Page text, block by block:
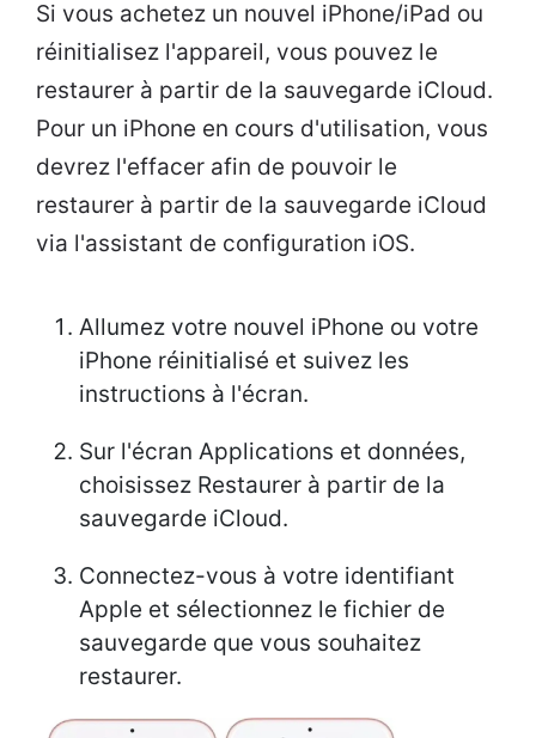
Si vous achetez un nouvel iPhone/iPad ou
réinitialisez l'appareil, vous pouvez le
restaurer à partir de la sauvegarde iCloud.
Pour un iPhone en cours d'utilisation, vous
devrez l'effacer afin de pouvoir le
restaurer à partir de la sauvegarde iCloud
via l'assistant de configuration iOS.
Allumez votre nouvel iPhone ou votre
iPhone réinitialisé et suivez les
instructions à l'écran.
Sur l'écran Applications et données,
choisissez Restaurer à partir de la
sauvegarde iCloud.
Connectez-vous à votre identifiant
Apple et sélectionnez le fichier de
sauvegarde que vous souhaitez
restaurer.